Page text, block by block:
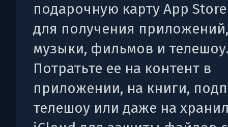
подарочную карту App
для получения
музыки, фильмов и
Потратьте ее на контент в
приложении, на книги,
телешоу или даже на